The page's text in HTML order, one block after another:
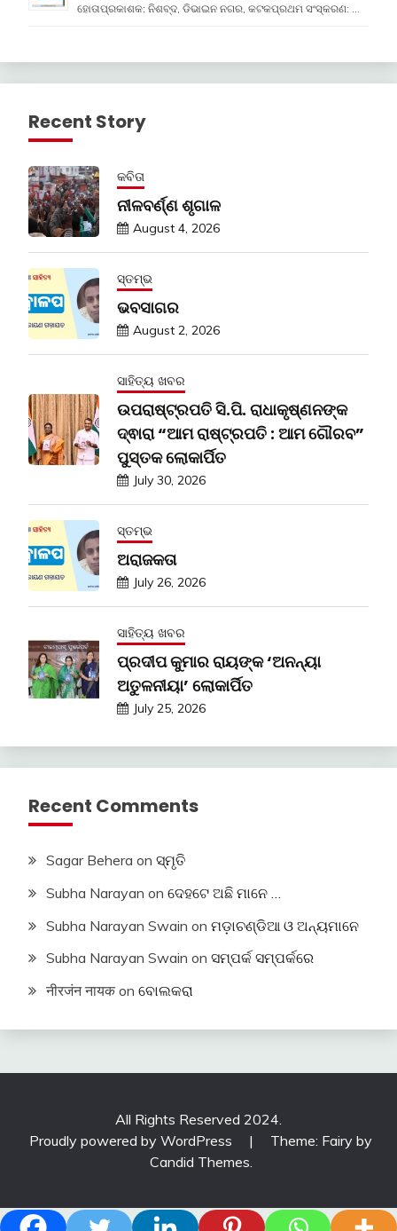
ହୋତାପ୍ରକାଶକ: ନିଶବ୍ଦ, ଡିଭାଇନ ନଗର, କଟକପ୍ରଥମ ସଂସ୍କରଣ: …
Recent Story
କବିତା
ନୀଳବର୍ଣ୍ଣ ଶୃଗାଳ
August 4, 2026
ସ୍ତମ୍ଭ
ଭବସାଗର
August 2, 2026
ସାହିତ୍ୟ ଖବର
ଉପରାଷ୍ଟ୍ରପତି ସି.ପି. ରାଧାକୃଷ୍ଣନଙ୍କ
ଦ୍ଵାରା “ଆମ ରାଷ୍ଟ୍ରପତି : ଆମ ଗୌରବ”
ପୁସ୍ତକ ଲୋକାର୍ପିତ
July 30, 2026
ସ୍ତମ୍ଭ
ଅରାଜକତା
July 26, 2026
ସାହିତ୍ୟ ଖବର
ପ୍ରଦୀପ କୁମାର ରାୟଙ୍କ ‘ଅନନ୍ୟା
ଅତୁଳନୀୟା’ ଲୋକାର୍ପିତ
July 25, 2026
Recent Comments
Sagar Behera on ସ୍ମୃତି
Subha Narayan on ଦେହଟେ ଅଛି ମାନେ …
Subha Narayan Swain on ମଡ଼ାଚଣ୍ଡିଆ ଓ ଅନ୍ୟମାନେ
Subha Narayan Swain on ସମ୍ପର୍କ ସମ୍ପର୍କରେ
नीरजंन नायक on ବୋଲକରା
All Rights Reserved 2024.
Proudly powered by WordPress
|
Theme: Fairy by
Candid Themes.